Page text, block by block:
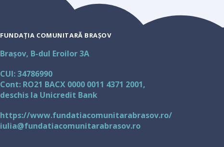
FUNDAȚIA COMUNITARĂ BRAȘOV
Brașov, B-dul Eroilor 3A
CUI: 34786990
Cont: RO21 BACX 0000 0011 4371 2001,
deschis la Unicredit Bank
https://www.fundatiacomunitarabrasov.ro/
iulia@fundatiacomunitarabrasov.ro